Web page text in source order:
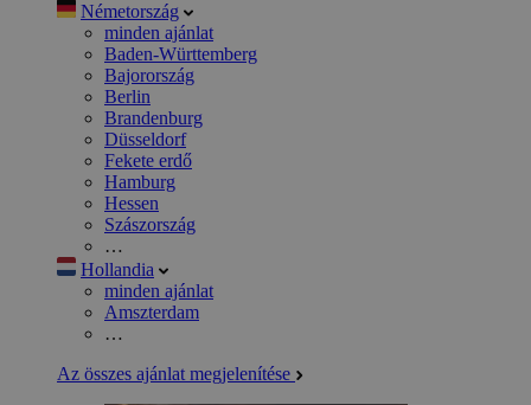
Németország
minden ajánlat
Baden-Württemberg
Bajorország
Berlin
Brandenburg
Düsseldorf
Fekete erdő
Hamburg
Hessen
Szászország
…
Hollandia
minden ajánlat
Amszterdam
…
Az összes ajánlat megjelenítése